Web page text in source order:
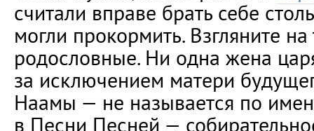
считали вправе брать себе
могли прокормить. Взгляните
родословные. Ни одна жена
за исключением матери
Наамы — не называется по
в Песни Песней —